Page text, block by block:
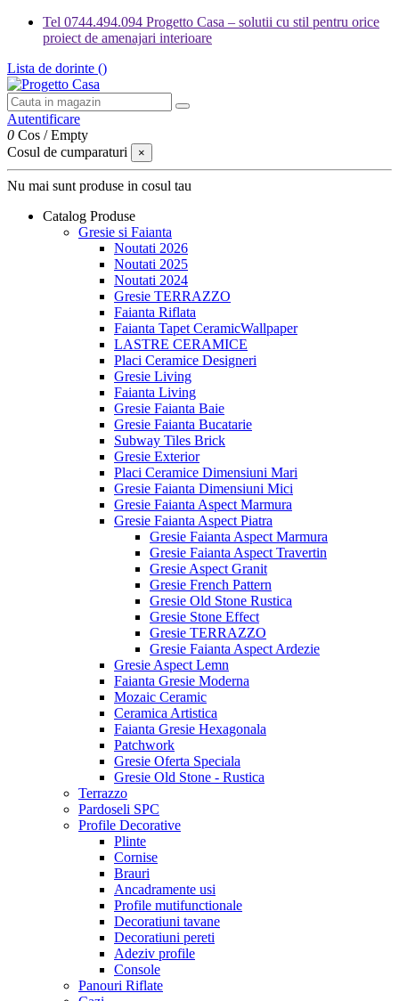
Tel 0744.494.094 Progetto Casa – solutii cu stil pentru orice
proiect de amenajari interioare
Lista de dorinte ()
Autentificare
0 Cos /Empty
Cosul de cumparaturi
×
Nu mai sunt produse in cosul tau
Catalog Produse
Gresie si Faianta
Noutati 2026
Noutati 2025
Noutati 2024
Gresie TERRAZZO
Faianta Riflata
Faianta Tapet CeramicWallpaper
LASTRE CERAMICE
Placi Ceramice Designeri
Gresie Living
Faianta Living
Gresie Faianta Baie
Gresie Faianta Bucatarie
Subway Tiles Brick
Gresie Exterior
Placi Ceramice Dimensiuni Mari
Gresie Faianta Dimensiuni Mici
Gresie Faianta Aspect Marmura
Gresie Faianta Aspect Piatra
Gresie Faianta Aspect Marmura
Gresie Faianta Aspect Travertin
Gresie Aspect Granit
Gresie French Pattern
Gresie Old Stone Rustica
Gresie Stone Effect
Gresie TERRAZZO
Gresie Faianta Aspect Ardezie
Gresie Aspect Lemn
Faianta Gresie Moderna
Mozaic Ceramic
Ceramica Artistica
Faianta Gresie Hexagonala
Patchwork
Gresie Oferta Speciala
Gresie Old Stone - Rustica
Terrazzo
Pardoseli SPC
Profile Decorative
Plinte
Cornise
Brauri
Ancadramente usi
Profile mutifunctionale
Decoratiuni tavane
Decoratiuni pereti
Adeziv profile
Console
Panouri Riflate